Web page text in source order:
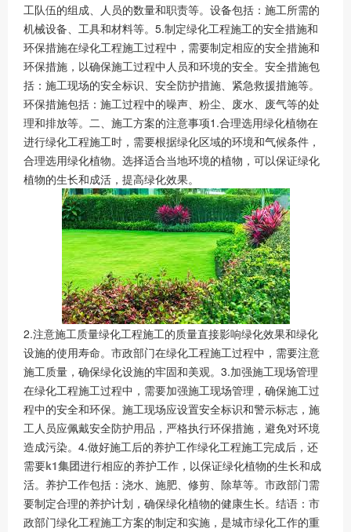
工队伍的组成、人员的数量和职责等。设备包括：施工所需的
机械设备、工具和材料等。5.制定绿化工程施工的安全措施和
环保措施在绿化工程施工过程中，需要制定相应的安全措施和
环保措施，以确保施工过程中人员和环境的安全。安全措施包
括：施工现场的安全标识、安全防护措施、紧急救援措施等。
环保措施包括：施工过程中的噪声、粉尘、废水、废气等的处
理和排放等。二、施工方案的注意事项1.合理选用绿化植物在
进行绿化工程施工时，需要根据绿化区域的环境和气候条件，
合理选用绿化植物。选择适合当地环境的植物，可以保证绿化
植物的生长和成活，提高绿化效果。
2.注意施工质量绿化工程施工的质量直接影响绿化效果和绿化
设施的使用寿命。市政部门在绿化工程施工过程中，需要注意
施工质量，确保绿化设施的牢固和美观。3.加强施工现场管理
在绿化工程施工过程中，需要加强施工现场管理，确保施工过
程中的安全和环保。施工现场应设置安全标识和警示标志，施
工人员应佩戴安全防护用品，严格执行环保措施，避免对环境
造成污染。4.做好施工后的养护工作绿化工程施工完成后，还
需要k1集团进行相应的养护工作，以保证绿化植物的生长和成
活。养护工作包括：浇水、施肥、修剪、除草等。市政部门需
要制定合理的养护计划，确保绿化植物的健康生长。结语：市
政部门绿化工程施工方案的制定和实施，是城市绿化工作的重